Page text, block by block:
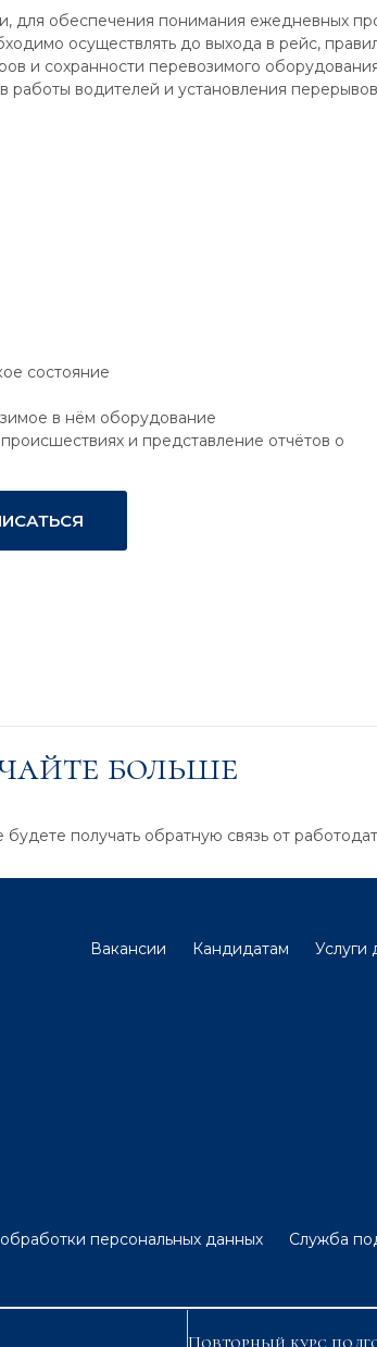
для обеспечения понимания ежедневных
осуществлять до выхода в рейс,
и сохранности перевозимого
водителей и установления
состояние
в нём оборудование
и представление отчётов о
больше
получать обратную связь от
Вакансии Кандидатам Услуги
персональных данных Служба